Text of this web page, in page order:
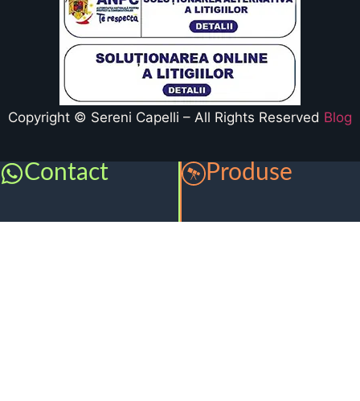
Copyright © Sereni Capelli – All Rights Reserved Blog
Contact Produse